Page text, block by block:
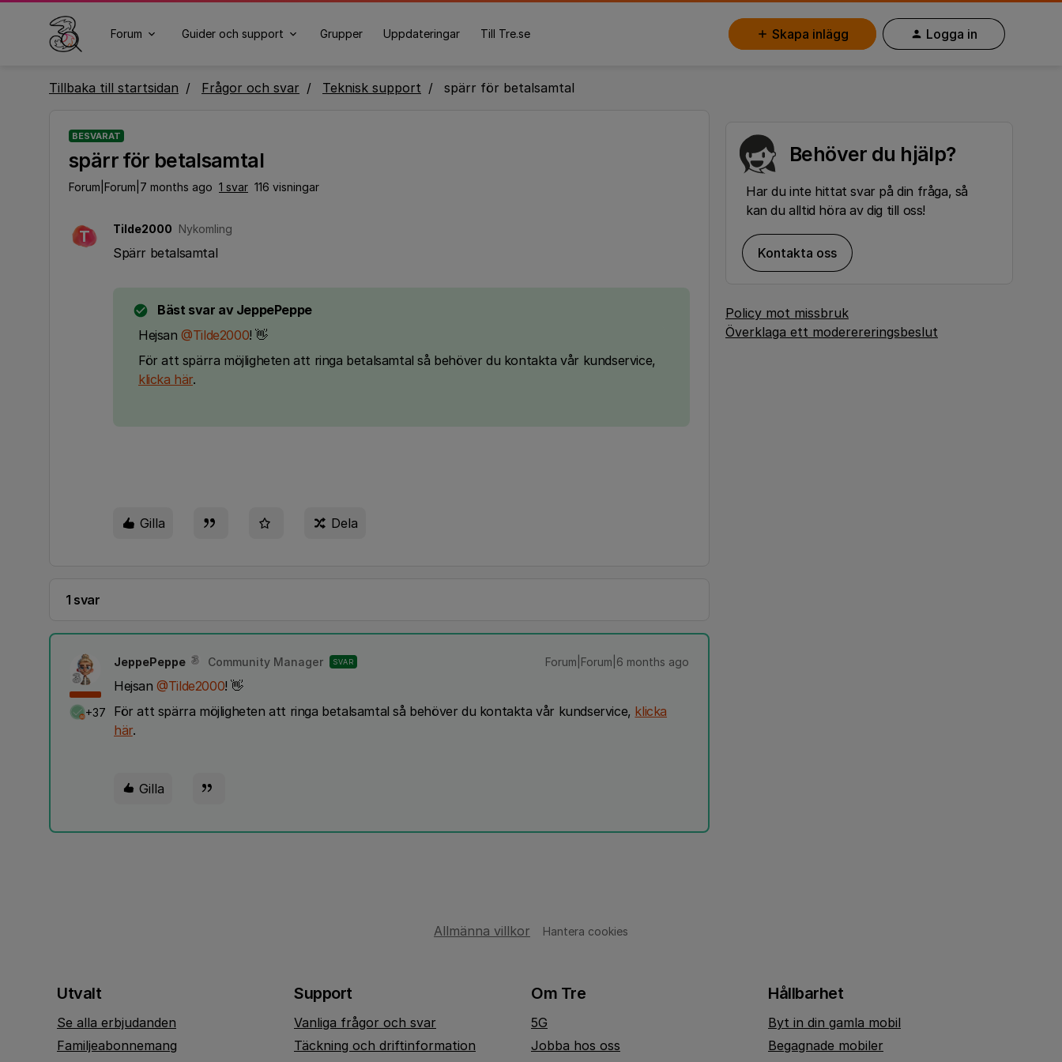
Forum Guider och support Grupper Uppdateringar Till Tre.se Skapa inlägg Logga in
Tillbaka till startsidan Frågor och svar Teknisk support spärr för betalsamtal
BESVARAT
spärr för betalsamtal
Forum|Forum|7 months ago 1 svar 116 visningar
T Tilde2000 Nykomling
Spärr betalsamtal
Bäst svar av JeppePeppe
Hejsan ​@Tilde2000! 👋
För att spärra möjligheten att ringa betalsamtal så behöver du kontakta vår kundservice,
klicka här.
Gilla Dela
1 svar
+37
JeppePeppe Community Manager SVAR Forum|Forum|6 months ago
Hejsan ​@Tilde2000! 👋
För att spärra möjligheten att ringa betalsamtal så behöver du kontakta vår kundservice, klicka
här.
Gilla
Behöver du hjälp?
Har du inte hittat svar på din fråga, så
kan du alltid höra av dig till oss!
Kontakta oss
Policy mot missbruk
Överklaga ett moderereringsbeslut
Allmänna villkor Hantera cookies
Utvalt
Se alla erbjudanden
Familjeabonnemang
Support
Vanliga frågor och svar
Täckning och driftinformation
Om Tre
5G
Jobba hos oss
Hållbarhet
Byt in din gamla mobil
Begagnade mobiler